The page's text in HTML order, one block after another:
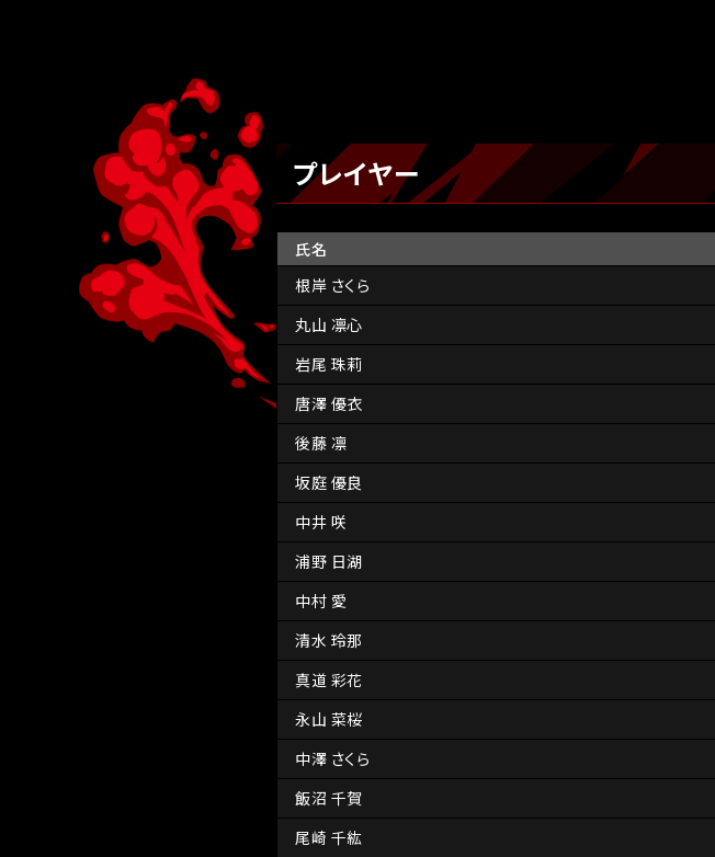
プレイヤー
氏名
根岸 さくら
丸山 凛心
岩尾 珠莉
唐澤 優衣
後藤 凛
坂庭 優良
中井 咲
浦野 日湖
中村 愛
清水 玲那
真道 彩花
永山 菜桜
中澤 さくら
飯沼 千賀
尾崎 千紘